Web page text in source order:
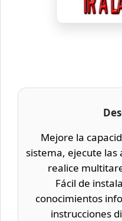
Mejore la
sistema, ejecute las
realice
Fácil de
conocimientos
instrucciones